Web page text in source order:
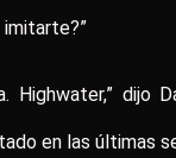
imitarte?”
Highwater,” dijo
en las últimas